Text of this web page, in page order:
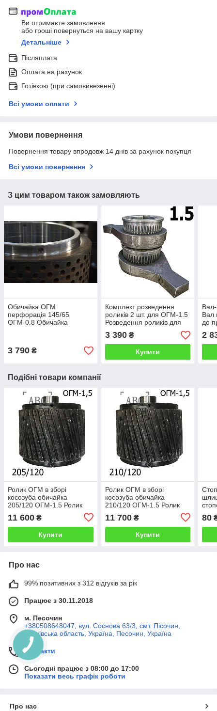
Ви отримаєте замовлення
або гроші повернуться на вашу картку
Детальніше
Післяплата
Оплата на рахунок
Готівкою (при самовивезенні)
Всі умови оплати
Умови повернення
Повернення товару впродовж 14 днів за рахунок покупця
Всі умови повернення
З цим товаром також замовляють
Обичайка ОГМ
перфорація 145/65
ОГМ-0.8 Обичайка
3 790 ₴
Комплект розведення
роликів 2 шт. для ОГМ-1.5
Розведення роликів для
преса ОГМ 1 5 комплект
регуляторів ролика огм
3 390₴
Купити
Вал
до
2
Подібні товари компанії
Ролик ОГМ в зборі
косозуба обичайка
205/120 ОГМ-1.5 Ролик
1,5 Широкий ролик з
косим зубом
11 600 ₴
Купити
Ролик ОГМ в зборі
косозуба обичайка
210/120 ОГМ-1.5 Ролик
1,5 Широкий ролик з
косим зубом
11 700₴
Купити
80
Про нас
99% позитивних з 312 відгуків за рік
Працює з 30.11.2018
м. Песочин
+380508648047, вул. Соснова 63/3, смт. Пісочин,
Харківська область, Україна, Песочин, Україна
Контакти
Сьогодні працює з 08:00 до 17:00
Показати весь графік роботи
Про нас